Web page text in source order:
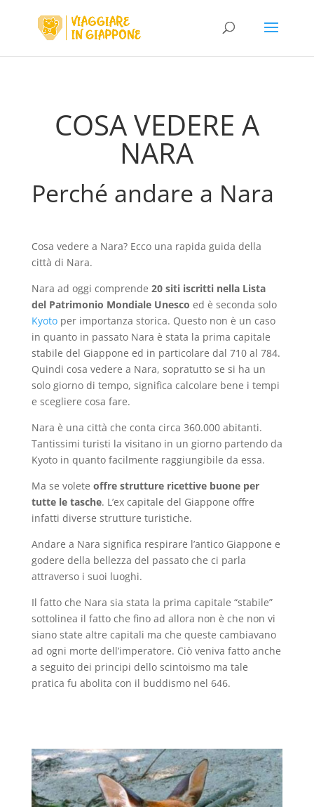
COSA VEDERE A
NARA
Perché andare a Nara
Cosa vedere a Nara? Ecco una rapida guida della
città di Nara.
Nara ad oggi comprende 20 siti iscritti nella Lista
del Patrimonio Mondiale Unesco ed è seconda solo
Kyotoper importanza storica. Questo non è un caso
in quanto in passato Nara è stata la prima capitale
stabile del Giappone ed in particolare dal 710 al 784.
Quindi cosa vedere a Nara, sopratutto se si ha un
solo giorno di tempo, significa calcolare bene i tempi
e scegliere cosa fare.
Nara è una città che conta circa 360.000 abitanti.
Tantissimi turisti la visitano in un giorno partendo da
Kyoto in quanto facilmente raggiungibile da essa.
Ma se volete offre strutture ricettive buone per
tutte le tasche. L’ex capitale del Giappone offre
infatti diverse strutture turistiche.
Andare a Nara significa respirare l’antico Giappone e
godere della bellezza del passato che ci parla
attraverso i suoi luoghi.
Il fatto che Nara sia stata la prima capitale “stabile”
sottolinea il fatto che fino ad allora non è che non vi
siano state altre capitali ma che queste cambiavano
ad ogni morte dell’imperatore. Ciò veniva fatto anche
a seguito dei principi dello scintoismo ma tale
pratica fu abolita con il buddismo nel 646.